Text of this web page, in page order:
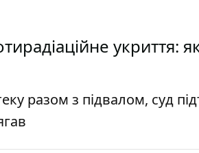
укриття:
разом з підвалом, суд